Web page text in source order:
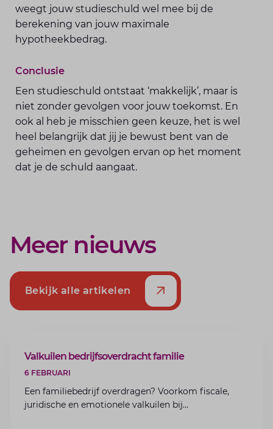
weegt jouw studieschuld wel mee bij de
berekening van jouw maximale
hypotheekbedrag.
Conclusie
Een studieschuld ontstaat ‘makkelijk’, maar is
niet zonder gevolgen voor jouw toekomst. En
ook al heb je misschien geen keuze, het is wel
heel belangrijk dat jij je bewust bent van de
geheimen en gevolgen ervan op het moment
dat je de schuld aangaat.
Meer nieuws
Bekijk alle artikelen
ARTIKEL
Valkuilen bedrijfsoverdracht familie
6 FEBRUARI
Een familiebedrijf overdragen? Voorkom fiscale,
juridische en emotionele valkuilen bij